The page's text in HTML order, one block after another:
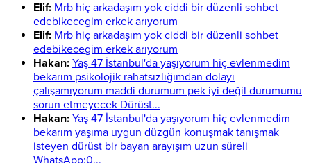
Elif: Mrb hiç arkadaşım yok ciddi bir düzenli sohbet
edebikecegim erkek arıyorum
Elif: Mrb hiç arkadaşım yok ciddi bir düzenli sohbet
edebikecegim erkek arıyorum
Hakan: Yaş 47 İstanbul'da yaşıyorum hiç evlenmedim
bekarım psikolojik rahatsızlığımdan dolayı
çalışamıyorum maddi durumum pek iyi değil durumumu
sorun etmeyecek Dürüst...
Hakan: Yaş 47 İstanbul'da yaşıyorum hiç evlenmedim
bekarım yaşıma uygun düzgün konuşmak tanışmak
isteyen dürüst bir bayan arayışım uzun süreli